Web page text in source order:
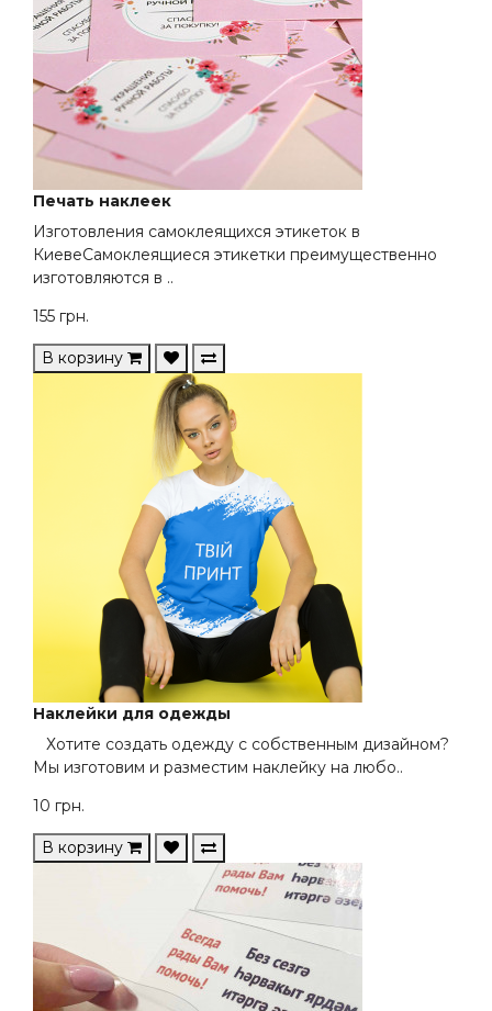
Печать наклеек
Изготовления самоклеящихся этикеток в
КиевеСамоклеящиеся этикетки преимущественно
изготовляются в ..
155 грн.
В корзину
Наклейки для одежды
Хотите создать одежду с собственным дизайном?
Мы изготовим и разместим наклейку на любо..
10 грн.
В корзину